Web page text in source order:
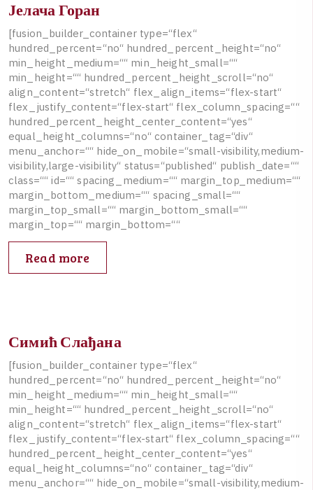
Јелача Горан
[fusion builder_ container type=“flex“
hundred percent=“no“ hundred percent height=“no“
min height medium=““ min height small=““
min height=““ hundred percent height scroll=“no“
align content=“stretch“ flex align _items=“flex-start“
flex justify_ content=“flex-start“ flex column _spacing=““
hundred percent height center_ content=“yes“
equal_ height columns=“no“ container_ tag=“div“
menu anchor=““ hide_on mobile=“small-visibility,medium-
visibility,large-visibility“ status=“published“ publish date=““
class=““ id=““ spacing medium=““ margin top_ medium=““
margin bottom medium=““ spacing small=““
margin top small=““ margin bottom _small=““
margin top=““ margin bottom=““
Read more
Симић Слађана
[fusion builder_ container type=“flex“
hundred percent=“no“ hundred percent height=“no“
min height medium=““ min height small=““
min height=““ hundred percent height scroll=“no“
align content=“stretch“ flex align _items=“flex-start“
flex justify_ content=“flex-start“ flex column _spacing=““
hundred percent height center_ content=“yes“
equal_ height columns=“no“ container_ tag=“div“
menu anchor=““ hide_on mobile=“small-visibility,medium-